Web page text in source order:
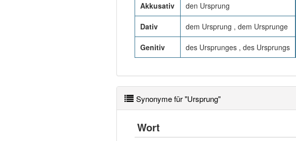
Akkusativ den Ursprung
Dativ dem Ursprung , dem Ursprunge
Genitiv des Ursprunges , des Ursprungs
Synonyme für "Ursprung"
Wort